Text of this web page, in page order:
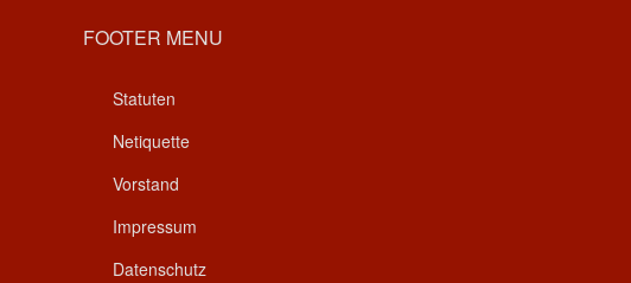
FOOTER MENU
Statuten
Netiquette
Vorstand
Impressum
Datenschutz